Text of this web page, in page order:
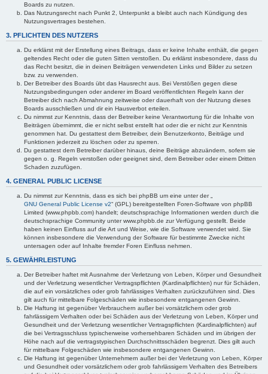
Boards zu nutzen.
Das Nutzungsrecht nach Punkt 2, Unterpunkt a bleibt auch nach Kündigung des
Nutzungsvertrages bestehen.
3. PFLICHTEN DES NUTZERS
Du erklärst mit der Erstellung eines Beitrags, dass er keine Inhalte enthält, die gegen
geltendes Recht oder die guten Sitten verstoßen. Du erklärst insbesondere, dass du
das Recht besitzt, die in deinen Beiträgen verwendeten Links und Bilder zu setzen
bzw. zu verwenden.
Der Betreiber des Boards übt das Hausrecht aus. Bei Verstößen gegen diese
Nutzungsbedingungen oder anderer im Board veröffentlichten Regeln kann der
Betreiber dich nach Abmahnung zeitweise oder dauerhaft von der Nutzung dieses
Boards ausschließen und dir ein Hausverbot erteilen.
Du nimmst zur Kenntnis, dass der Betreiber keine Verantwortung für die Inhalte von
Beiträgen übernimmt, die er nicht selbst erstellt hat oder die er nicht zur Kenntnis
genommen hat. Du gestattest dem Betreiber, dein Benutzerkonto, Beiträge und
Funktionen jederzeit zu löschen oder zu sperren.
Du gestattest dem Betreiber darüber hinaus, deine Beiträge abzuändern, sofern sie
gegen o. g. Regeln verstoßen oder geeignet sind, dem Betreiber oder einem Dritten
Schaden zuzufügen.
4. GENERAL PUBLIC LICENSE
Du nimmst zur Kenntnis, dass es sich bei phpBB um eine unter der „
GNU General Public License v2“ (GPL) bereitgestellten Foren-Software von phpBB
Limited (www.phpbb.com) handelt; deutschsprachige Informationen werden durch die
deutschsprachige Community unter www.phpbb.de zur Verfügung gestellt. Beide
haben keinen Einfluss auf die Art und Weise, wie die Software verwendet wird. Sie
können insbesondere die Verwendung der Software für bestimmte Zwecke nicht
untersagen oder auf Inhalte fremder Foren Einfluss nehmen.
5. GEWÄHRLEISTUNG
Der Betreiber haftet mit Ausnahme der Verletzung von Leben, Körper und Gesundheit
und der Verletzung wesentlicher Vertragspflichten (Kardinalpflichten) nur für Schäden,
die auf ein vorsätzliches oder grob fahrlässiges Verhalten zurückzuführen sind. Dies
gilt auch für mittelbare Folgeschäden wie insbesondere entgangenen Gewinn.
Die Haftung ist gegenüber Verbrauchern außer bei vorsätzlichem oder grob
fahrlässigem Verhalten oder bei Schäden aus der Verletzung von Leben, Körper und
Gesundheit und der Verletzung wesentlicher Vertragspflichten (Kardinalpflichten) auf
die bei Vertragsschluss typischerweise vorhersehbaren Schäden und im übrigen der
Höhe nach auf die vertragstypischen Durchschnittsschäden begrenzt. Dies gilt auch
für mittelbare Folgeschäden wie insbesondere entgangenen Gewinn.
Die Haftung ist gegenüber Unternehmern außer bei der Verletzung von Leben, Körper
und Gesundheit oder vorsätzlichem oder grob fahrlässigem Verhalten des Betreibers